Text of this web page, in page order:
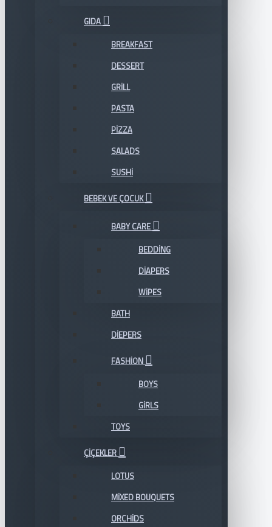
GIDA
BREAKFAST
DESSERT
GRILL
PASTA
PIZZA
SALADS
SUSHI
BEBEK VE ÇOCUK
BABY CARE
BEDDING
DIAPERS
WIPES
BATH
DIEPERS
FASHION
BOYS
GIRLS
TOYS
ÇIÇEKLER
LOTUS
MIXED BOUQUETS
ORCHIDS